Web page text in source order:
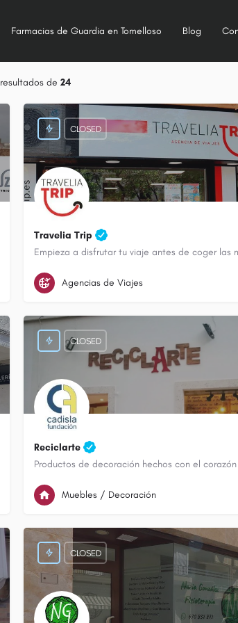
Farmacias de Guardia en Tomelloso Blog
resultados de 24
Travelia Trip
Empieza a disfrutar tu viaje antes de coger las
926 513 802
CLOSED
Agencias de Viajes
Reciclarte
926 501 263
CLOSED
Muebles / Decoración
CLOSED